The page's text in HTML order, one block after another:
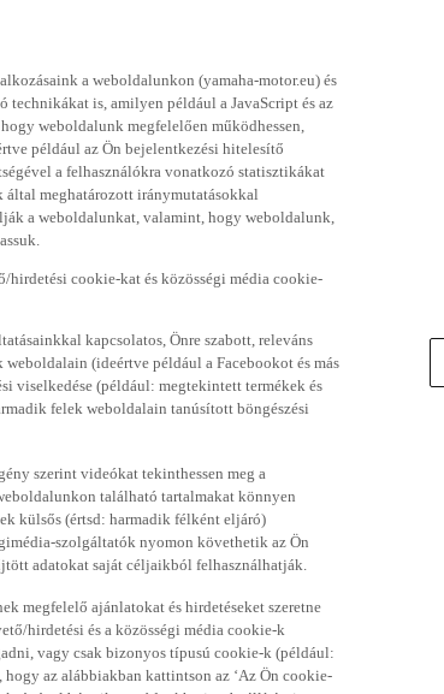
a weboldalunkon (yamaha-motor.eu) és
is, amilyen például a JavaScript és az
weboldalunk megfelelően működhessen,
például az Ön bejelentkezési hitelesítő
a felhasználókra vonatkozó statisztikákat
által meghatározott iránymutatásokkal
a weboldalunkat, valamint, hogy weboldalunk,
cookie-kat és közösségi média cookie-
kapcsolatos, Önre szabott, releváns
(ideértve például a Facebookot és más
viselkedése (például: megtekintett termékek és
felek weboldalain tanúsított böngészési
szerint videókat tekinthessen meg a
található tartalmakat könnyen
külsős (értsd: harmadik félként eljáró)
szolgáltatók nyomon követhetik az Ön
adatokat saját céljaikból felhasználhatják.
megfelelő ajánlatokat és hirdetéseket szeretne
hirdetési és a közösségi média cookie-k
vagy csak bizonyos típusú cookie-k (például:
az alábbiakban kattintson az ‘Az Ön cookie-